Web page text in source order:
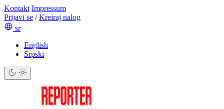
Kontakt Impressum
Prijavi se / Kreiraj nalog
sr
English
Srpski